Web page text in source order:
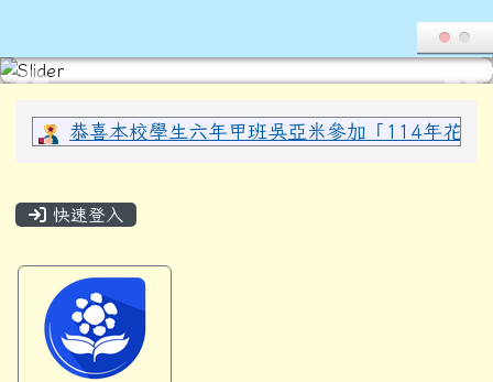
花蓮縣光復鄉西富國民小學全球資
上中區域內容
恭喜本校學生六年甲班吳亞米參加「114年花
快速登入
頁尾區域